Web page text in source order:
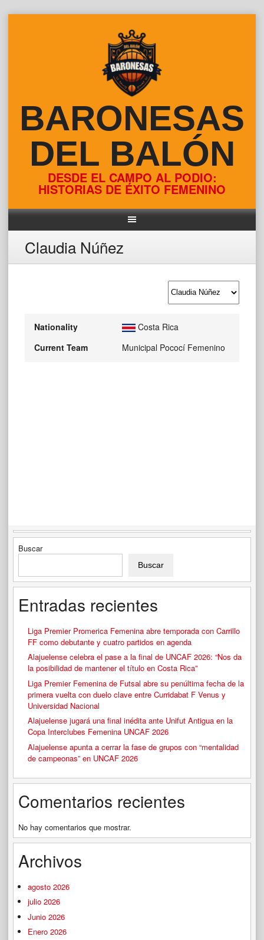
BARONESAS
DEL BALÓN
DESDE EL CAMPO AL PODIO:
HISTORIAS DE ÉXITO FEMENINO
Claudia Núñez
Nationality
Costa Rica
Current Team
Municipal Pococí Femenino
Buscar
Buscar
Entradas recientes
Liga Premier Promerica Femenina abre temporada con Carrillo
FF como debutante y cuatro partidos en agenda
Alajuelense celebra el pase a la final de UNCAF 2026: “Nos da
la posibilidad de mantener el título en Costa Rica”
Liga Premier Femenina de Futsal abre su penúltima fecha de la
primera vuelta con duelo clave entre Curridabat F Venus y
Universidad Nacional
Alajuelense jugará una final inédita ante Unifut Antigua en la
Copa Interclubes Femenina UNCAF 2026
Alajuelense apunta a cerrar la fase de grupos con “mentalidad
de campeonas” en UNCAF 2026
Comentarios recientes
No hay comentarios que mostrar.
Archivos
agosto 2026
julio 2026
Junio 2026
Enero 2026